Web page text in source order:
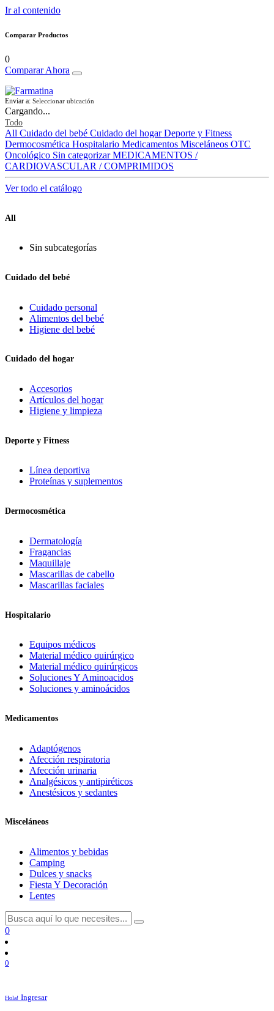
Ir al contenido
Comparar Productos
0
Comparar Ahora
Enviar a: Seleccionar ubicación
Cargando...
Todo
All Cuidado del bebé Cuidado del hogar Deporte y Fitness
Dermocosmética Hospitalario Medicamentos Misceláneos OTC
Oncológico Sin categorizar MEDICAMENTOS /
CARDIOVASCULAR / COMPRIMIDOS
Ver todo el catálogo
All
Sin subcategorías
Cuidado del bebé
Cuidado personal
Alimentos del bebé
Higiene del bebé
Cuidado del hogar
Accesorios
Artículos del hogar
Higiene y limpieza
Deporte y Fitness
Línea deportiva
Proteínas y suplementos
Dermocosmética
Dermatología
Fragancias
Maquillaje
Mascarillas de cabello
Mascarillas faciales
Hospitalario
Equipos médicos
Material médico quirúrgico
Material médico quirúrgicos
Soluciones Y Aminoacidos
Soluciones y aminoácidos
Medicamentos
Adaptógenos
Afección respiratoria
Afección urinaria
Analgésicos y antipiréticos
Anestésicos y sedantes
Misceláneos
Alimentos y bebidas
Camping
Dulces y snacks
Fiesta Y Decoración
Lentes
0
0
Hola! Ingresar